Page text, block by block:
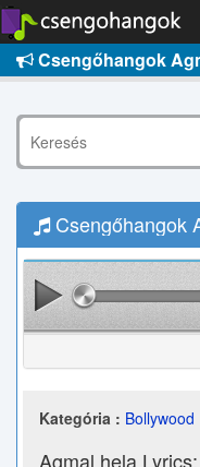
Csengőhangok
Csengőhangok
Kategória : Bollywood
Agmal hela Lyrics: